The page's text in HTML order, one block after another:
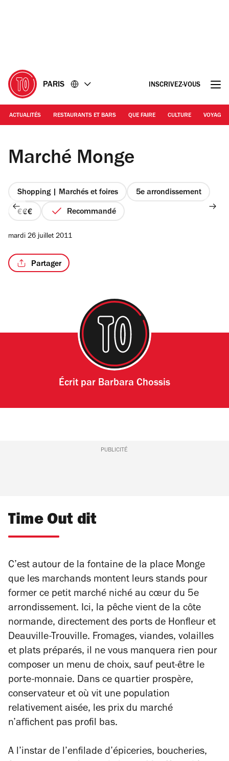
PARIS INSCRIVEZ-VOUS
ACTUALITÉS RESTAURANTS ET BARS QUE FAIRE CULTURE VOYAGE
© Barbara Chossis
Marché Monge
Shopping | Marchés et foires 5e arrondissement
prix
4
Recommandé
mardi 26 juillet 2011
Partager
Écrit par Barbara Chossis
PUBLICITÉ
Time Out dit
C’est autour de la fontaine de la place Monge
que les marchands montent leurs stands pour
former ce petit marché niché au cœur du 5e
arrondissement. Ici, la pêche vient de la côte
normande, directement des ports de Honfleur et
Deauville-Trouville. Fromages, viandes, volailles
et plats préparés, il ne vous manquera rien pour
composer un menu de choix, sauf peut-être le
porte-monnaie. Dans ce quartier prospère,
conservateur et où vit une population
relativement aisée, les prix du marché
n’affichent pas profil bas.
A l’instar de l’enfilade d’épiceries, boucheries,